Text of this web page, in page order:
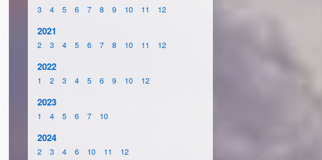
3 4 5 6 7 8 9 10 11 12
2021
2 3 4 5 6 7 8 10 11 12
2022
1 2 3 4 5 6 9 10 12
2023
1 4 5 6 7 10
2024
2 3 4 6 10 11 12